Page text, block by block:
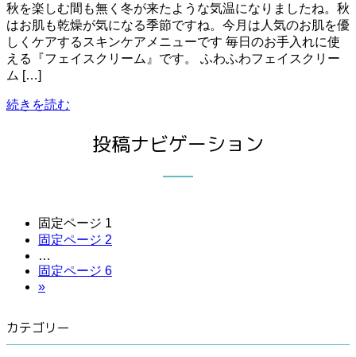
秋を楽しむ間も無く冬が来たような気温になりましたね。秋
はお肌も乾燥が気になる季節ですね。今月は人気のお肌を優
しくケアするスキンケアメニューです 毎日のお手入れに使
える『フェイスクリーム』です。 ふわふわフェイスクリー
ム […]
続きを読む
投稿ナビゲーション
固定ページ 1
固定ページ 2
…
固定ページ 6
»
カテゴリー